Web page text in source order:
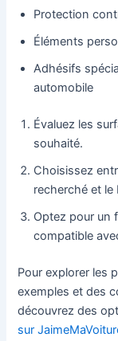
Protection
Éléments
Adhésifs
automobile
Évaluez les
souhaité.
Choisissez
recherché et le
Optez pour un
compatible
Pour explorer les
exemples et des
découvrez des
sur